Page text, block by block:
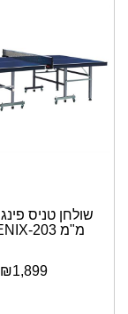
מ"מ PHOENIX-203
₪1,899